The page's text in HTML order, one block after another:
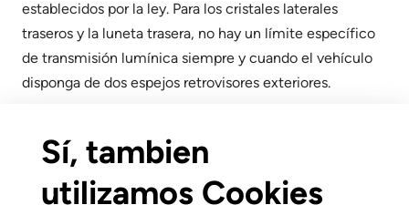
establecidos por la ley. Para los cristales laterales
traseros y la luneta trasera, no hay un límite específico
de transmisión lumínica siempre y cuando el vehículo
disponga de dos espejos retrovisores exteriores.
Asegurarse de que las láminas sean de calidad
Que estén bien instaladas y no se mueven
Sí, tambien
utilizamos Cookies